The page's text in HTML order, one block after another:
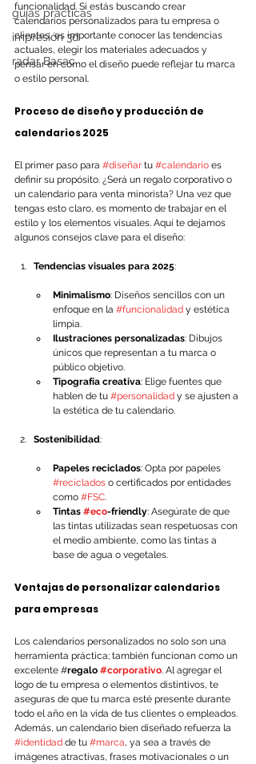
guías prácticas
impresión 3d
radar Basac
funcionalidad. Si estás buscando crear
calendarios personalizados para tu empresa o
clientes, es importante conocer las tendencias
actuales, elegir los materiales adecuados y
pensar en cómo el diseño puede reflejar tu marca
o estilo personal.
Proceso de diseño y producción de
calendarios 2025
El primer paso para #diseñar tu #calendario es
definir su propósito. ¿Será un regalo corporativo o
un calendario para venta minorista? Una vez que
tengas esto claro, es momento de trabajar en el
estilo y los elementos visuales. Aquí te dejamos
algunos consejos clave para el diseño:
Tendencias visuales para 2025:
Minimalismo: Diseños sencillos con un
enfoque en la #funcionalidad y estética
limpia.
Ilustraciones personalizadas: Dibujos
únicos que representan a tu marca o
público objetivo.
Tipografía creativa: Elige fuentes que
hablen de tu #personalidad y se ajusten a
la estética de tu calendario.
Sostenibilidad:
Papeles reciclados: Opta por papeles
#reciclados o certificados por entidades
como #FSC.
Tintas #eco-friendly: Asegúrate de que
las tintas utilizadas sean respetuosas con
el medio ambiente, como las tintas a
base de agua o vegetales.
Ventajas de personalizar calendarios
para empresas
Los calendarios personalizados no solo son una
herramienta práctica; también funcionan como un
excelente #regalo #corporativo. Al agregar el
logo de tu empresa o elementos distintivos, te
aseguras de que tu marca esté presente durante
todo el año en la vida de tus clientes o empleados.
Además, un calendario bien diseñado refuerza la
#identidad de tu #marca, ya sea a través de
imágenes atractivas, frases motivacionales o un